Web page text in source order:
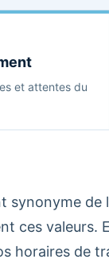
et attentes du
synonyme de
ces valeurs.
horaires de